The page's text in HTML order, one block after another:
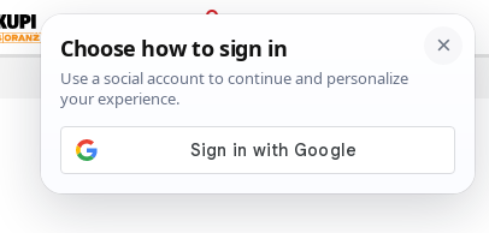
PRIJAVA